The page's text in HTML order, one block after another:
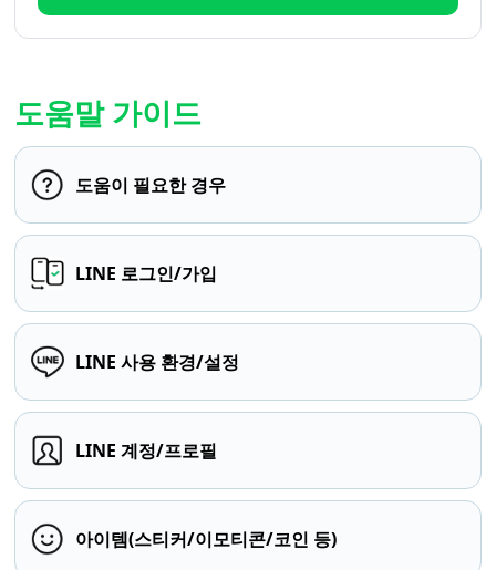
도움말 가이드
도움이 필요한 경우
LINE 로그인/가입
LINE 사용 환경/설정
LINE 계정/프로필
아이템(스티커/이모티콘/코인 등)